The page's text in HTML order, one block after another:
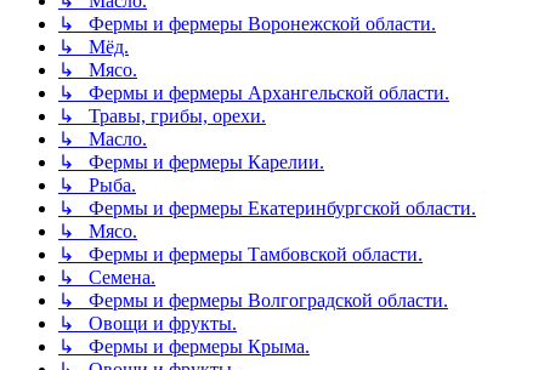
↳ Фермы и фермеры Воронежской области.
↳ Мёд.
↳ Мясо.
↳ Фермы и фермеры Архангельской области.
↳ Травы, грибы, орехи.
↳ Масло.
↳ Фермы и фермеры Карелии.
↳ Рыба.
↳ Фермы и фермеры Екатеринбургской области.
↳ Мясо.
↳ Фермы и фермеры Тамбовской области.
↳ Семена.
↳ Фермы и фермеры Волгоградской области.
↳ Овощи и фрукты.
↳ Фермы и фермеры Крыма.